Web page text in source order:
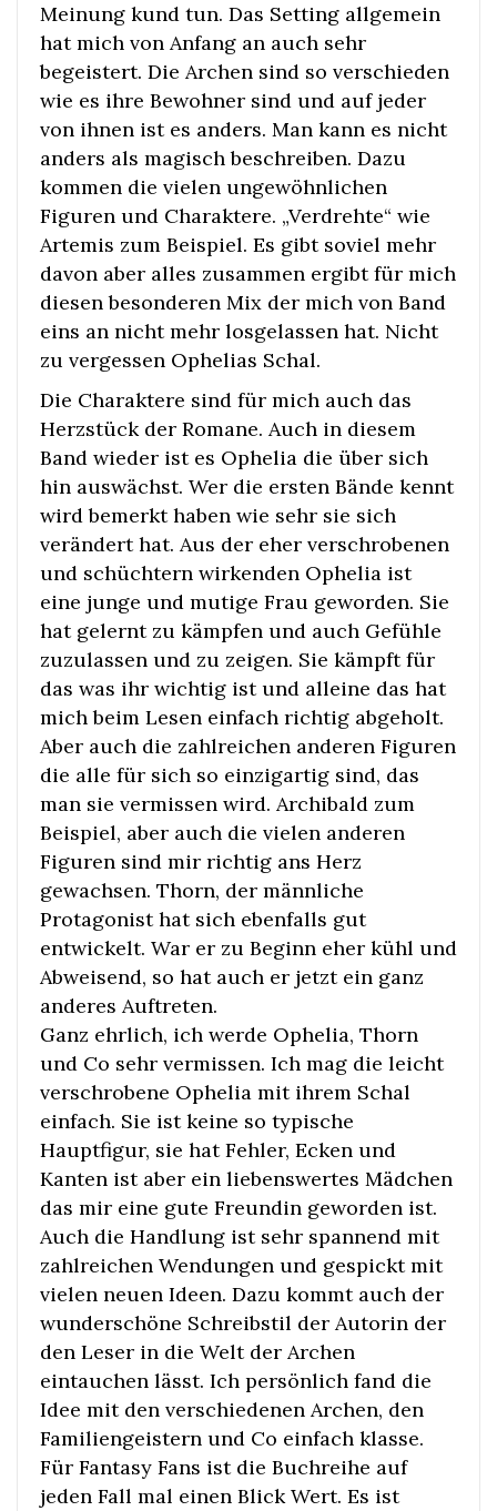
Meinung kund tun. Das Setting allgemein
hat mich von Anfang an auch sehr
begeistert. Die Archen sind so verschieden
wie es ihre Bewohner sind und auf jeder
von ihnen ist es anders. Man kann es nicht
anders als magisch beschreiben. Dazu
kommen die vielen ungewöhnlichen
Figuren und Charaktere. „Verdrehte“ wie
Artemis zum Beispiel. Es gibt soviel mehr
davon aber alles zusammen ergibt für mich
diesen besonderen Mix der mich von Band
eins an nicht mehr losgelassen hat. Nicht
zu vergessen Ophelias Schal.
Die Charaktere sind für mich auch das
Herzstück der Romane. Auch in diesem
Band wieder ist es Ophelia die über sich
hin auswächst. Wer die ersten Bände kennt
wird bemerkt haben wie sehr sie sich
verändert hat. Aus der eher verschrobenen
und schüchtern wirkenden Ophelia ist
eine junge und mutige Frau geworden. Sie
hat gelernt zu kämpfen und auch Gefühle
zuzulassen und zu zeigen. Sie kämpft für
das was ihr wichtig ist und alleine das hat
mich beim Lesen einfach richtig abgeholt.
Aber auch die zahlreichen anderen Figuren
die alle für sich so einzigartig sind, das
man sie vermissen wird. Archibald zum
Beispiel, aber auch die vielen anderen
Figuren sind mir richtig ans Herz
gewachsen. Thorn, der männliche
Protagonist hat sich ebenfalls gut
entwickelt. War er zu Beginn eher kühl und
Abweisend, so hat auch er jetzt ein ganz
anderes Auftreten.
Ganz ehrlich, ich werde Ophelia, Thorn
und Co sehr vermissen. Ich mag die leicht
verschrobene Ophelia mit ihrem Schal
einfach. Sie ist keine so typische
Hauptfigur, sie hat Fehler, Ecken und
Kanten ist aber ein liebenswertes Mädchen
das mir eine gute Freundin geworden ist.
Auch die Handlung ist sehr spannend mit
zahlreichen Wendungen und gespickt mit
vielen neuen Ideen. Dazu kommt auch der
wunderschöne Schreibstil der Autorin der
den Leser in die Welt der Archen
eintauchen lässt. Ich persönlich fand die
Idee mit den verschiedenen Archen, den
Familiengeistern und Co einfach klasse.
Für Fantasy Fans ist die Buchreihe auf
jeden Fall mal einen Blick Wert. Es ist